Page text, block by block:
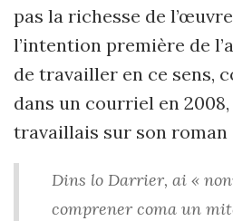
pas la richesse de
l’intention première de
de travailler en ce sens,
dans un courriel en
travaillais sur son roman
Dins lo Darrier, ai «
comprener coma un